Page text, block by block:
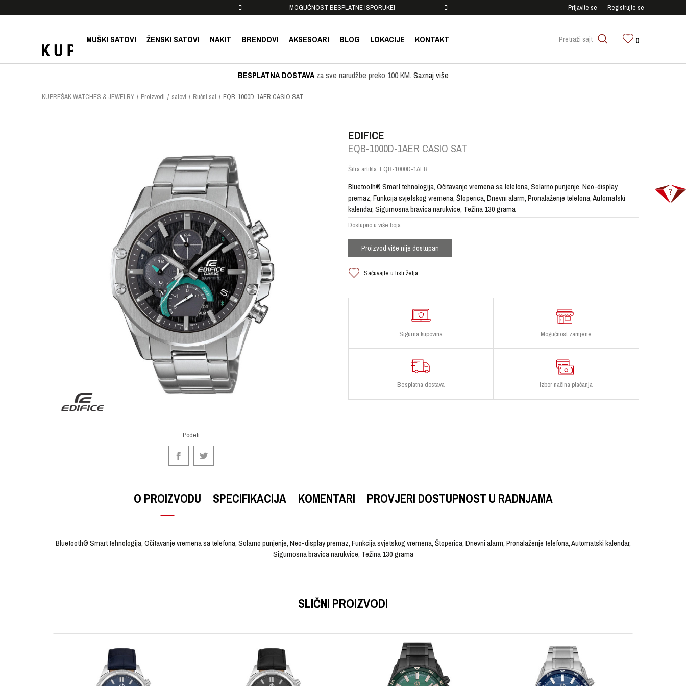
MOGUĆNOST BESPLATNE ISPORUKE! SIGURNO PLAĆANJE PLATNIM KARTICAMA!
Prijavite se Registrujte se
MUŠKI SATOVI ŽENSKI SATOVI NAKIT BRENDOVI AKSESOARI BLOG LOKACIJE KONTAKT Pretraži sajt 0
BESPLATNA DOSTAVAza sve narudžbe preko 100 KM. Saznaj više
KUPREŠAK WATCHES & JEWELRY Proizvodi satovi Ručni sat EQB-1000D-1AER CASIO SAT
Podeli
EDIFICE
EQB-1000D-1AER CASIO SAT
Šifra artikla: EQB-1000D-1AER
Bluetooth® Smart tehnologija, Očitavanje vremena sa telefona, Solarno punjenje, Neo-display
premaz, Funkcija svjetskog vremena, Štoperica, Dnevni alarm, Pronalaženje telefona, Automatski
kalendar, Sigurnosna bravica narukvice, Težina 130 grama
Dostupno u više boja:
Proizvod više nije dostupan
Sačuvajte u listi želja
Sigurna kupovina Mogućnost zamjene
Besplatna dostava Izbor načina plaćanja
O PROIZVODU SPECIFIKACIJA KOMENTARI PROVJERI DOSTUPNOST U RADNJAMA
Bluetooth® Smart tehnologija, Očitavanje vremena sa telefona, Solarno punjenje, Neo-display premaz, Funkcija svjetskog vremena, Štoperica, Dnevni alarm, Pronalaženje telefona, Automatski kalendar,
Sigurnosna bravica narukvice, Težina 130 grama
Muški
Čelik
SLIČNI PROIZVODI